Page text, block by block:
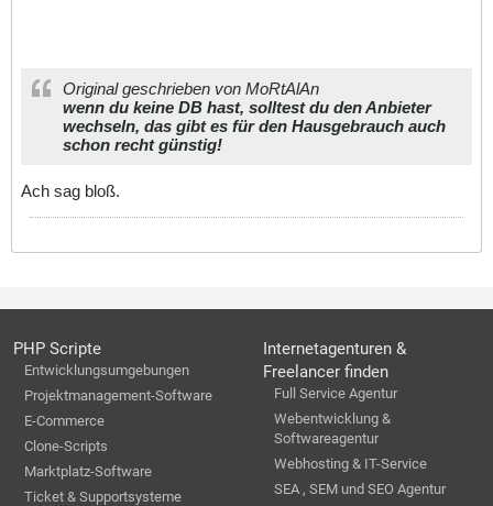
Original geschrieben von MoRtAlAn
wenn du keine DB hast, solltest du den Anbieter
wechseln, das gibt es für den Hausgebrauch auch
schon recht günstig!
Ach sag bloß.
PHP Scripte
Entwicklungsumgebungen
Projektmanagement-Software
E-Commerce
Clone-Scripts
Marktplatz-Software
Ticket & Supportsysteme
Internetagenturen &
Freelancer finden
Full Service Agentur
Webentwicklung &
Softwareagentur
Webhosting & IT-Service
SEA , SEM und SEO Agentur